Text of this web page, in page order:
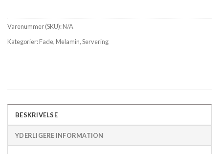
Varenummer (SKU):N/A
Kategorier:Fade,Melamin,Servering
BESKRIVELSE
YDERLIGERE INFORMATION